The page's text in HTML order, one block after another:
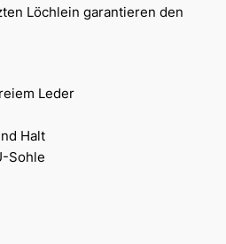
Löchlein garantieren den
Leder
Halt
Sohle